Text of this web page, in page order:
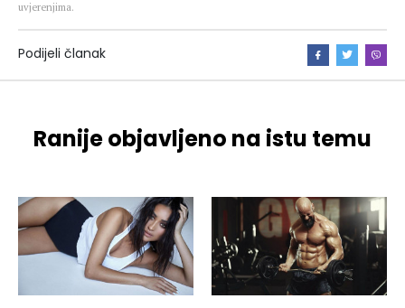
uvjerenjima.
Podijeli članak
Ranije objavljeno na istu temu